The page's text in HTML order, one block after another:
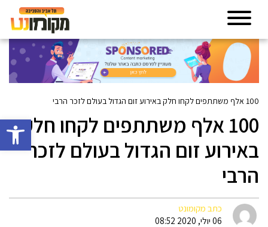
פתח
100 אלף משתתפים לקחו חלק באירוע זום הגדול בעולם לזכר הרבי
100 אלף משתתפים לקחו חלק
באירוע זום הגדול בעולם לזכר
הרבי
כתב מקומונט
06 יולי, 2020 08:52